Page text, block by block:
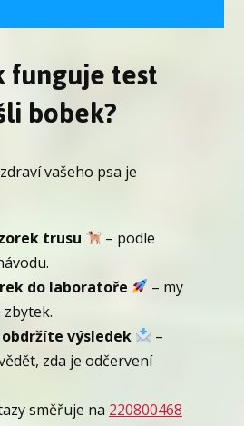
funguje test
bobek?
vašeho psa je
trusu
– podle
do laboratoře
– my
obdržíte výsledek
–
zda je odčervení
směřuje na 220800468